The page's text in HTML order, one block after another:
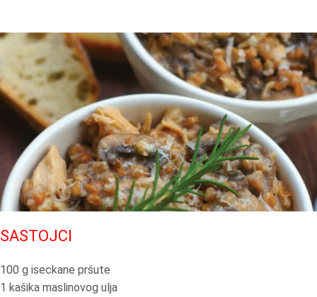
SASTOJCI
100 g iseckane pršute
1 kašika maslinovog ulja